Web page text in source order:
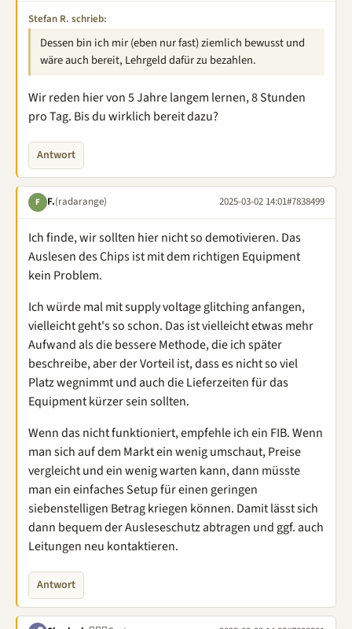
Stefan R. schrieb:
Dessen bin ich mir (eben nur fast) ziemlich bewusst und
wäre auch bereit, Lehrgeld dafür zu bezahlen.
Wir reden hier von 5 Jahre langem lernen, 8 Stunden
pro Tag. Bis du wirklich bereit dazu?
Antwort
F F.(radarange) 2025-03-02 14:01#7838499
Ich finde, wir sollten hier nicht so demotivieren. Das
Auslesen des Chips ist mit dem richtigen Equipment
kein Problem.
Ich würde mal mit supply voltage glitching anfangen,
vielleicht geht's so schon. Das ist vielleicht etwas mehr
Aufwand als die bessere Methode, die ich später
beschreibe, aber der Vorteil ist, dass es nicht so viel
Platz wegnimmt und auch die Lieferzeiten für das
Equipment kürzer sein sollten.
Wenn das nicht funktioniert, empfehle ich ein FIB. Wenn
man sich auf dem Markt ein wenig umschaut, Preise
vergleicht und ein wenig warten kann, dann müsste
man ein einfaches Setup für einen geringen
siebenstelligen Betrag kriegen können. Damit lässt sich
dann bequem der Ausleseschutz abtragen und ggf. auch
Leitungen neu kontaktieren.
Antwort